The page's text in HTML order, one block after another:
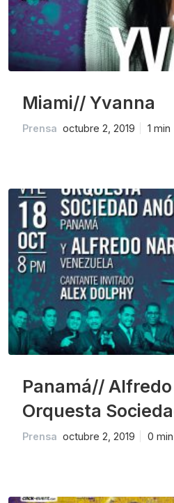
Miami// Yvanna
Prensa octubre 2, 2019 1 min
Panamá//
Orquesta
Prensa octubre 2, 2019 0 min